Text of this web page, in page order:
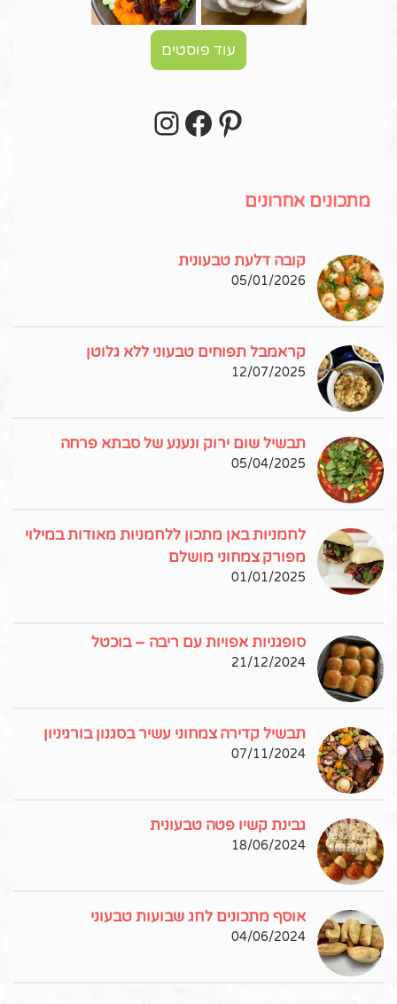
עוד פוסטים
Pinterest
Facebook
מתכונים אחרונים
קובה דלעת טבעונית
05/01/2026
קראמבל תפוחים טבעוני ללא גלוטן
12/07/2025
תבשיל שום ירוק ונענע של סבתא פרחה
05/04/2025
לחמניות באן מתכון ללחמניות מאודות במילוי
מפורק צמחוני מושלם
01/01/2025
סופגניות אפויות עם ריבה – בוכטל
21/12/2024
תבשיל קדירה צמחוני עשיר בסגנון בורגיניון
07/11/2024
גבינת קשיו פטה טבעונית
18/06/2024
אוסף מתכונים לחג שבועות טבעוני
04/06/2024